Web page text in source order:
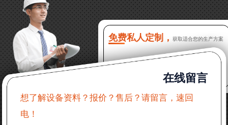
16分钟前 程先生：破碎生产线出个方案及报价，有什
么售后服务？
22分钟前 郑女士：想了解时产500吨锤破，加工石灰石
31分钟前 吴先生：成套石头破碎设备有吗？给个详细
产品资料
36分钟前 罗先生：每小时100吨左右的鄂破和反击破，
免费私人定制， 获取适合您的生产方案
在线留言
想了解设备资料？报价？售后？请留言，速回
电！